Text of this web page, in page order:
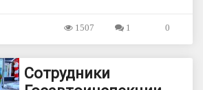
0
1
1507
Сотрудники